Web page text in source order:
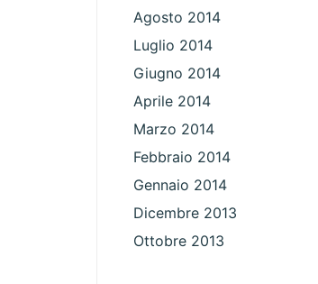
Agosto 2014
Luglio 2014
Giugno 2014
Aprile 2014
Marzo 2014
Febbraio 2014
Gennaio 2014
Dicembre 2013
Ottobre 2013